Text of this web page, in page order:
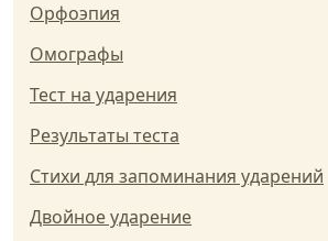
Орфоэпия
Омографы
Тест на ударения
Результаты теста
Стихи для запоминания ударений
Двойное ударение